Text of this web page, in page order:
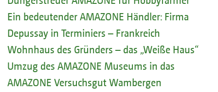
Ein bedeutender AMAZONE Händler: Firma
Depussay in Terminiers – Frankreich
Wohnhaus des Gründers – das „Weiße Haus“
Umzug des AMAZONE Museums in das
AMAZONE Versuchsgut Wambergen